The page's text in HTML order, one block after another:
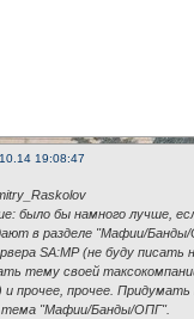
19:08:47
было бы намного лучше,
в разделе "Мафии/Банды/
SA:MP (не буду
тему своей
и прочее, прочее.
тема "Мафии/Банды/ОПГ".